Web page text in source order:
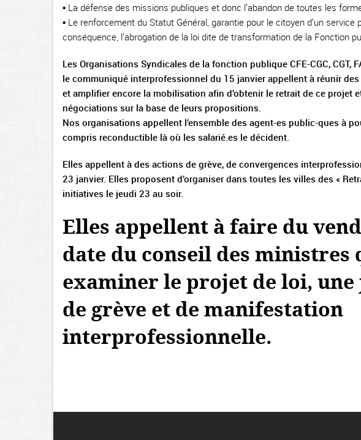
▪ La défense des missions publiques et donc l’abandon de toutes les
▪ Le renforcement du Statut Général, garantie pour le citoyen d’un
conséquence, l’abrogation de la loi dite de transformation de la Fonction
Les Organisations Syndicales de la fonction publique CFE-CGC, CGT,
le communiqué interprofessionnel du 15 janvier appellent à réunir
et amplifier encore la mobilisation afin d’obtenir le retrait de ce projet
négociations sur la base de leurs propositions.
Nos organisations appellent l’ensemble des agent-es public-ques à
compris reconductible là où les salarié.es le décident.
Elles appellent à des actions de grève, de convergences
23 janvier. Elles proposent d’organiser dans toutes les villes des «
initiatives le jeudi 23 au soir.
Elles appellent à faire du
date du conseil des
examiner le projet de loi, une
de grève et de manifestation
interprofessionnelle.